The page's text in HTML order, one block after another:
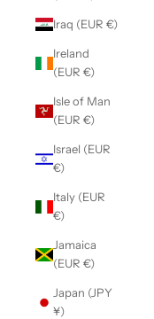
Iraq (EUR €)
Ireland
(EUR €)
Isle of Man
(EUR €)
Israel (EUR
€)
Italy (EUR
€)
Jamaica
(EUR €)
Japan (JPY
¥)